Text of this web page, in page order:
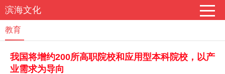
滨海文化
教育
我国将增约200所高职院校和应用型本科院校，以产
业需求为导向